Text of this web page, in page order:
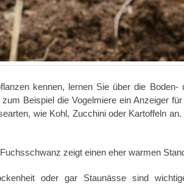
kennen, lernen Sie über die
Beispiel die Vogelmiere ein Anzeiger
wie Kohl, Zucchini oder Kartoffeln
zeigt einen eher warmen
oder gar Staunässe sind